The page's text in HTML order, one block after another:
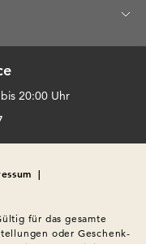
20:00 Uhr
|
für das gesamte
oder Geschenk-